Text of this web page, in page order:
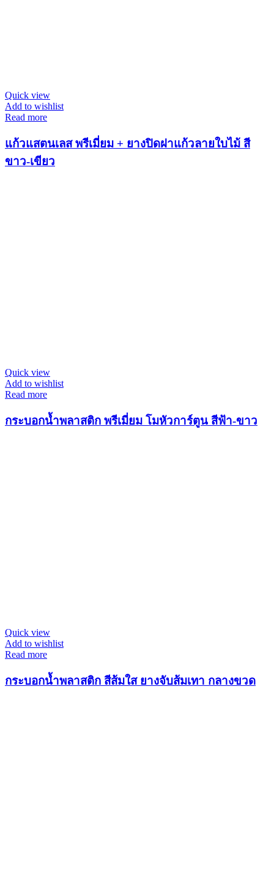
Quick view
Add to wishlist
Read more
แก้วแสตนเลส พรีเมี่ยม + ยางปิดฝาแก้วลายใบไม้ สี
ขาว-เขียว
Quick view
Add to wishlist
Read more
กระบอกน้ำพลาสติก พรีเมี่ยม โมหัวการ์ตูน สีฟ้า-ขาว
Quick view
Add to wishlist
Read more
กระบอกน้ำพลาสติก สีส้มใส ยางจับส้มเทา กลางขวด